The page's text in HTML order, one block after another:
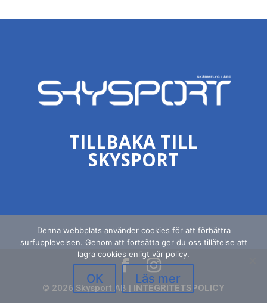
TILLBAKA TILL
SKYSPORT
© 2026 Skysport AB | INTEGRITETSPOLICY
Denna webbplats använder cookies för att förbättra
surfupplevelsen. Genom att fortsätta ger du oss tillåtelse att
lagra cookies enligt vår policy.
OK Läs mer